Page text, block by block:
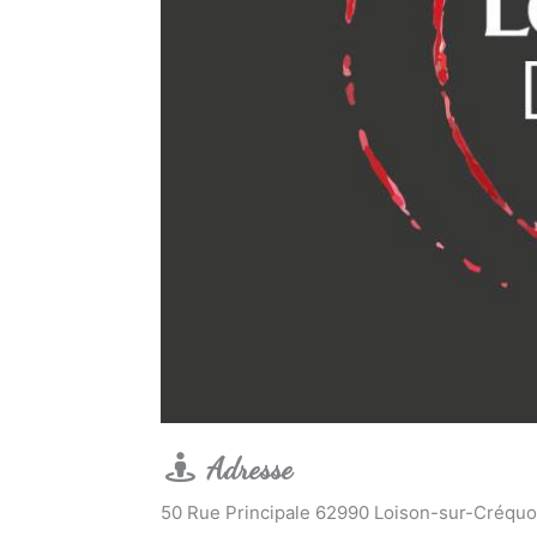
Adresse
50 Rue Principale 62990 Loison-sur-